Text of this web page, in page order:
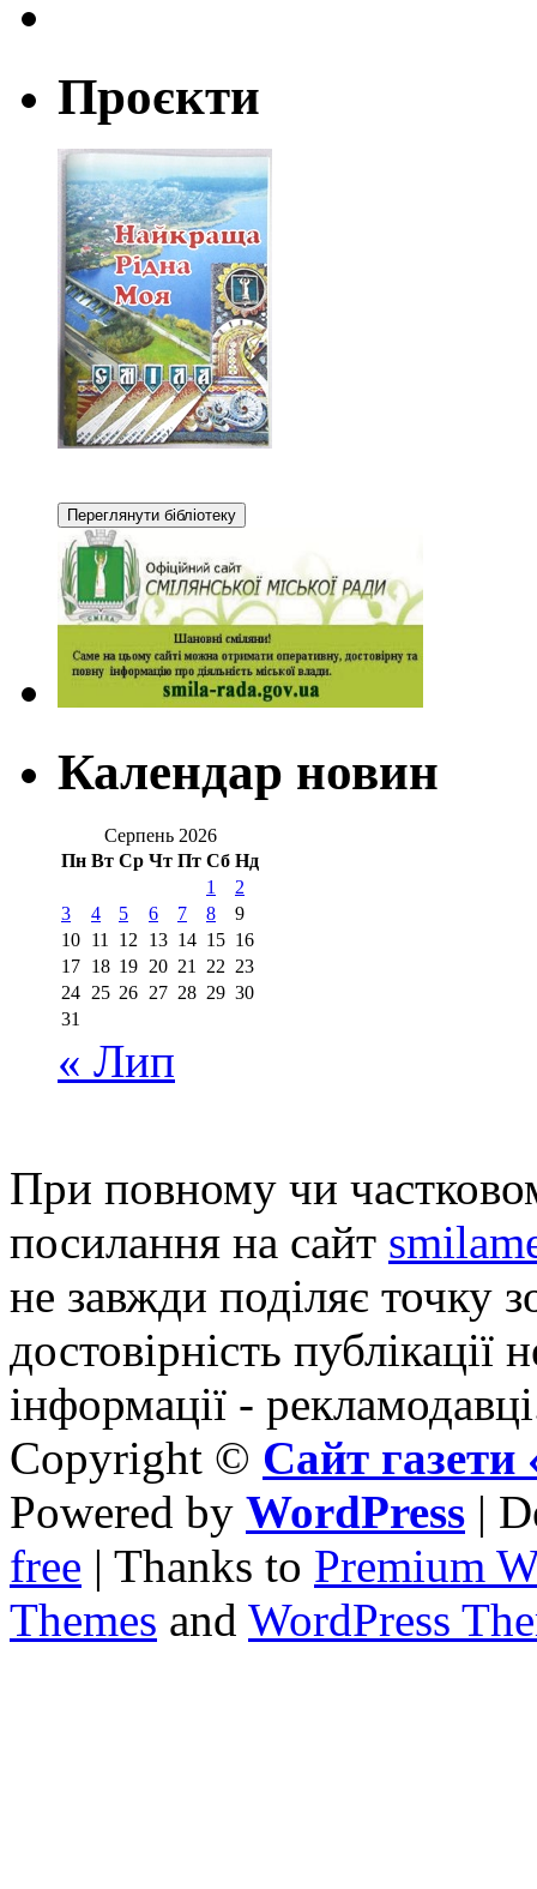
Проєкти
Календар новин
Серпень 2026
Пн Вт Ср Чт Пт Сб Нд
1
2
3
4 5 6 7 8
9
10 11 12 13 14 15 16
17 18 19 20 21 22 23
24 25 26 27 28 29 30
31
« Лип
При повному чи
посилання на сайт
не завжди поділяє точку
достовірність публікації
інформації -
Copyright © Сайт
Powered by WordPress |
free | Thanks to Premium
Themes and WordPress